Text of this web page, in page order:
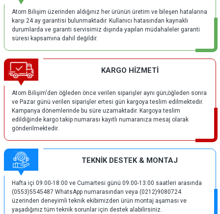
Atom Bilişim üzerinden aldığınız her ürünün üretim ve bileşen hatalarına
karşı 24 ay garantisi bulunmaktadır. Kullanıcı hatasından kaynaklı
durumlarda ve garanti servisimiz dışında yapılan müdahaleler garanti
süresi kapsamına dahil değildir.
KARGO HİZMETİ
Atom Bilişim'den öğleden önce verilen siparişler aynı gün;öğleden sonra
ve Pazar günü verilen siparişler ertesi gün kargoya teslim edilmektedir.
Kampanya dönemlerinde bu süre uzamaktadır. Kargoya teslim
edildiğinde kargo takip numarası kayıtlı numaranıza mesaj olarak
gönderilmektedir.
TEKNİK DESTEK & MONTAJ
Hafta içi 09:00-18:00 ve Cumartesi günü 09:00-13:00 saatleri arasında
(0553)5545487 WhatsApp numarasından veya (0212)9080724
üzerinden deneyimli teknik ekibimizden ürün montaj aşaması ve
yaşadığınız tüm teknik sorunlar için destek alabilirsiniz.